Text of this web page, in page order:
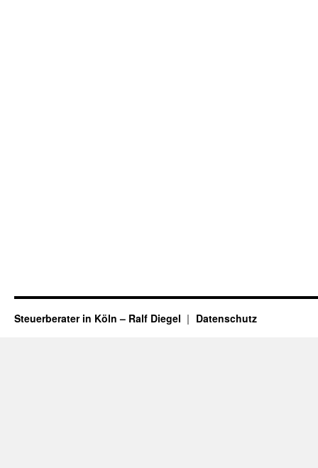
Steuerberater in Köln – Ralf Diegel Datenschutz